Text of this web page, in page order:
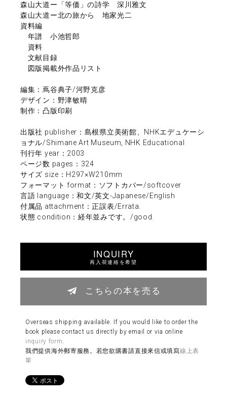
森山大道ー「等価」の詩学 深川雅文
森山大道ー北の旅から 地家光二
資料編
年譜 小池哲郎
資料
文献目録
図版掲載外作品リスト
編集：蔦谷典子/河野克彦
デザイン：野津敏晴
制作：凸版印刷
出版社 publisher：島根県立美術館、NHKエデュケーシ
ョナル/Shimane Art Museum, NHK Educational
刊行年 year：2003
ページ数 pages：324
サイズ size：H297×W210mm
フォーマット format：ソフトカバー/softcover
言語 language：和文/英文-Japanese/English
付属品 attachment：正誤表/Errata.
状態 condition：経年並みです。/good.
INQUIRY
再入荷連絡を希望
こちらの本を売る
Overseas shipping available. If you would like to order the
book please contact us directly by email or via online
inquiry form.
我們提供海外郵寄服務。若您欲購書請直接來信或填寫線上表
單